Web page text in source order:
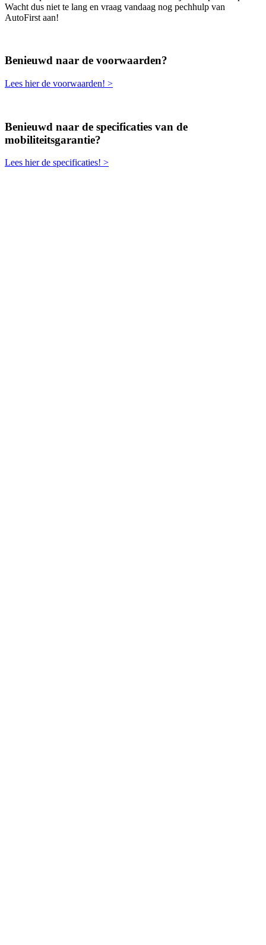
Wacht dus niet te lang en vraag vandaag nog pechhulp van
AutoFirst aan!
Benieuwd naar de voorwaarden?
Lees hier de voorwaarden! >
Benieuwd naar de specificaties van de
mobiliteitsgarantie?
Lees hier de specificaties! >